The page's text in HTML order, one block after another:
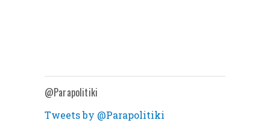
@Parapolitiki
Tweets by @Parapolitiki